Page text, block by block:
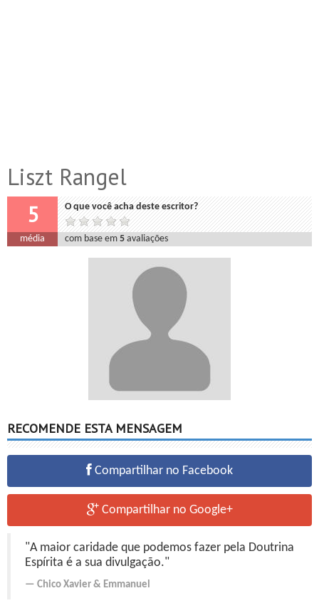
Liszt Rangel
5 O que você acha deste escritor?
média com base em5 avaliações
RECOMENDE ESTA MENSAGEM
Compartilhar no Facebook
Compartilhar no Google+
"A maior caridade que podemos fazer pela Doutrina
Espírita é a sua divulgação."
Chico Xavier & Emmanuel